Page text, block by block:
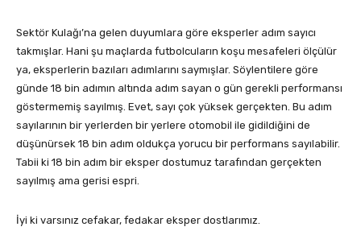
Sektör Kulağı’na gelen duyumlara göre eksperler adım sayıcı
takmışlar. Hani şu maçlarda futbolcuların koşu mesafeleri ölçülür
ya, eksperlerin bazıları adımlarını saymışlar. Söylentilere göre
günde 18 bin adımın altında adım sayan o gün gerekli performansı
göstermemiş sayılmış. Evet, sayı çok yüksek gerçekten. Bu adım
sayılarının bir yerlerden bir yerlere otomobil ile gidildiğini de
düşünürsek 18 bin adım oldukça yorucu bir performans sayılabilir.
Tabii ki 18 bin adım bir eksper dostumuz tarafından gerçekten
sayılmış ama gerisi espri.
İyi ki varsınız cefakar, fedakar eksper dostlarımız.